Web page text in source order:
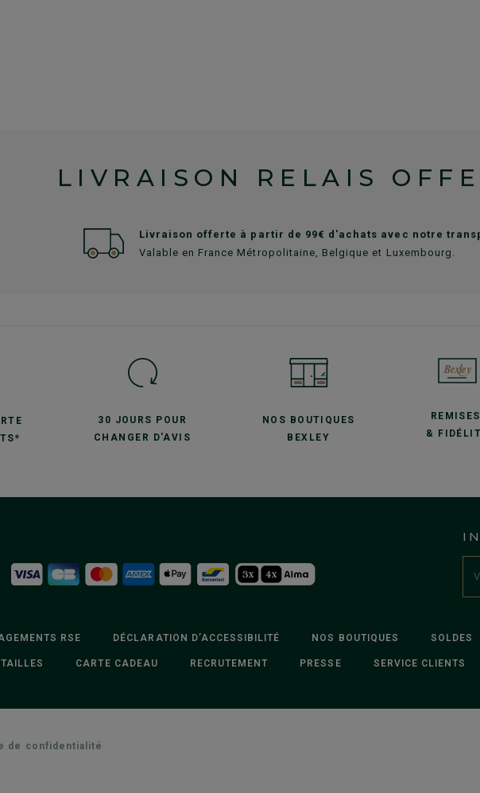
LIVRAISON RELAIS
Livraison offerte à partir de 99€ d'achats avec notre
Valable en France Métropolitaine, Belgique et Luxembourg.
30 JOURS POUR
CHANGER D'AVIS
NOS BOUTIQUES
BEXLEY
&
RSE DÉCLARATION D’ACCESSIBILITÉ NOS BOUTIQUES SOLDES
CARTE CADEAU RECRUTEMENT PRESSE SERVICE CLIENTS
de confidentialité